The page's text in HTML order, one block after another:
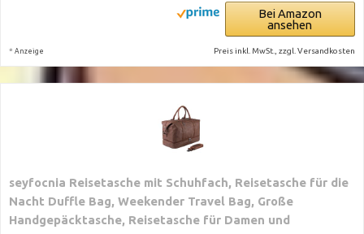
Bei Amazon
ansehen
* Anzeige Preis inkl. MwSt., zzgl. Versandkosten
seyfocnia Reisetasche mit Schuhfach, Reisetasche für die
Nacht Duffle Bag, Weekender Travel Bag, Große
Handgepäcktasche, Reisetasche für Damen und